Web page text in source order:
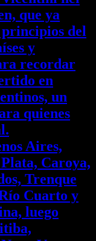
que ya
del
y
recordar
en
un
quienes
Aires,
Caroya,
Trenque
Cuarto y
luego